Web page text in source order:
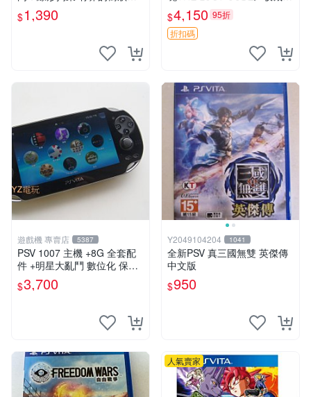
日版 VLJM-30061
$1,390
版，英語原裝未拆封 失落方
塊 THE LOST CUBE PSV 精
華版 新作 權杖
$4,150 95折
折扣碼
遊戲機 專賣店 5387
PSV 1007 主機 +8G 全套配
件 +明星大亂鬥 數位化 保修
一年 品質有保障
$3,700
Y2049104204 1041
全新PSV 真三國無雙 英傑傳
中文版
$950
人氣賣家